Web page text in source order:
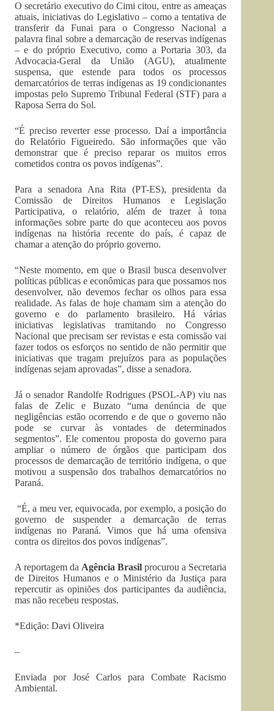
O secretário executivo do Cimi citou, entre as ameaças
atuais, iniciativas do Legislativo – como a tentativa de
transferir da Funai para o Congresso Nacional a
palavra final sobre a demarcação de reservas indígenas
– e do próprio Executivo, como a Portaria 303, da
Advocacia-Geral da União (AGU), atualmente
suspensa, que estende para todos os processos
demarcatórios de terras indígenas as 19 condicionantes
impostas pelo Supremo Tribunal Federal (STF) para a
Raposa Serra do Sol.
“É preciso reverter esse processo. Daí a importância
do Relatório Figueiredo. São informações que vão
demonstrar que é preciso reparar os muitos erros
cometidos contra os povos indígenas”.
Para a senadora Ana Rita (PT-ES), presidenta da
Comissão de Direitos Humanos e Legislação
Participativa, o relatório, além de trazer à tona
informações sobre parte do que aconteceu aos povos
indígenas na história recente do país, é capaz de
chamar a atenção do próprio governo.
“Neste momento, em que o Brasil busca desenvolver
políticas públicas e econômicas para que possamos nos
desenvolver, não devemos fechar os olhos para essa
realidade. As falas de hoje chamam sim a atenção do
governo e do parlamento brasileiro. Há várias
iniciativas legislativas tramitando no Congresso
Nacional que precisam ser revistas e esta comissão vai
fazer todos os esforços no sentido de não permitir que
iniciativas que tragam prejuízos para as populações
indígenas sejam aprovadas”, disse a senadora.
Já o senador Randolfe Rodrigues (PSOL-AP) viu nas
falas de Zelic e Buzato “uma denúncia de que
negligências estão ocorrendo e de que o governo não
pode se curvar às vontades de determinados
segmentos”. Ele comentou proposta do governo para
ampliar o número de órgãos que participam dos
processos de demarcação de território indígena, o que
motivou a suspensão dos trabalhos demarcatórios no
Paraná.
“É, a meu ver, equivocada, por exemplo, a posição do
governo de suspender a demarcação de terras
indígenas no Paraná. Vimos que há uma ofensiva
contra os direitos dos povos indígenas”.
A reportagem da Agência Brasil procurou a Secretaria
de Direitos Humanos e o Ministério da Justiça para
repercutir as opiniões dos participantes da audiência,
mas não recebeu respostas.
*Edição: Davi Oliveira
–
Enviada por José Carlos para Combate Racismo
Ambiental.